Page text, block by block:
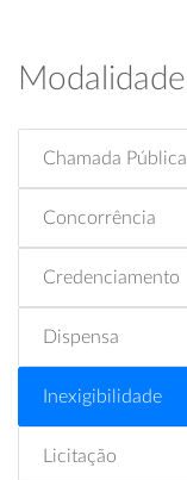
Modalidade
Chamada Pública
Concorrência
Credenciamento
Dispensa
Inexigibilidade
Licitação